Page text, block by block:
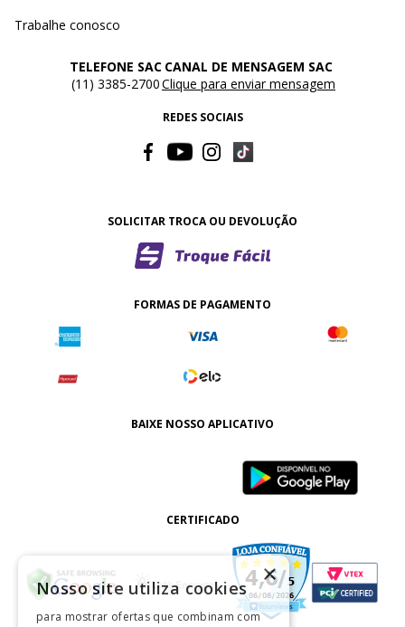
Trabalhe conosco
TELEFONE SAC
(11) 3385-2700
CANAL DE MENSAGEM SAC
Clique para enviar mensagem
REDES SOCIAIS
SOLICITAR TROCA OU DEVOLUÇÃO
FORMAS DE PAGAMENTO
BAIXE NOSSO APLICATIVO
CERTIFICADO
×
Nosso site utiliza cookies
para mostrar ofertas que combinam com